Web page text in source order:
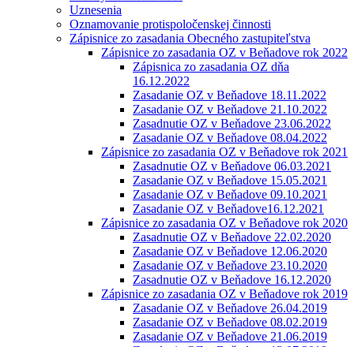
Uznesenia
Oznamovanie protispoločenskej činnosti
Zápisnice zo zasadania Obecného zastupiteľstva
Zápisnice zo zasadania OZ v Beňadove rok 2022
Zápisnica zo zasadania OZ dňa
16.12.2022
Zasadanie OZ v Beňadove 18.11.2022
Zasadanie OZ v Beňadove 21.10.2022
Zasadnutie OZ v Beňadove 23.06.2022
Zasadanie OZ v Beňadove 08.04.2022
Zápisnice zo zasadania OZ v Beňadove rok 2021
Zasadnutie OZ v Beňadove 06.03.2021
Zasadanie OZ v Beňadove 15.05.2021
Zasadanie OZ v Beňadove 09.10.2021
Zasadanie OZ v Beňadove16.12.2021
Zápisnice zo zasadania OZ v Beňadove rok 2020
Zasadnutie OZ v Beňadove 22.02.2020
Zasadanie OZ v Beňadove 12.06.2020
Zasadanie OZ v Beňadove 23.10.2020
Zasadnutie OZ v Beňadove 16.12.2020
Zápisnice zo zasadania OZ v Beňadove rok 2019
Zasadanie OZ v Beňadove 26.04.2019
Zasadanie OZ v Beňadove 08.02.2019
Zasadanie OZ v Beňadove 21.06.2019